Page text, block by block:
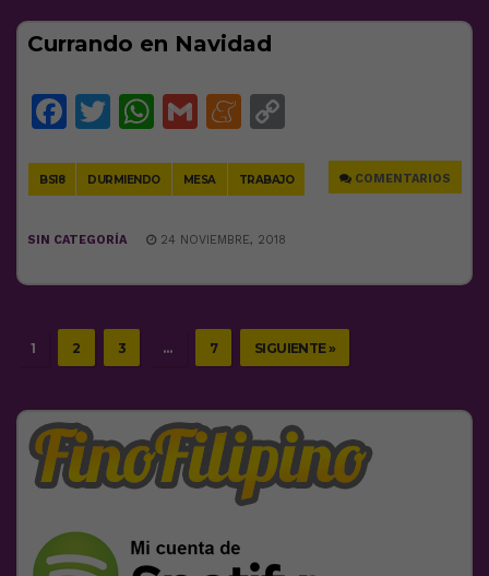
Currando en Navidad
Facebook
Twitter
WhatsApp
GmailMeneame
BS18 DURMIENDO MESA TRABAJO COMENTARIOS
SIN CATEGORÍA 24 NOVIEMBRE, 2018
1 2 3 … 7 SIGUIENTE »